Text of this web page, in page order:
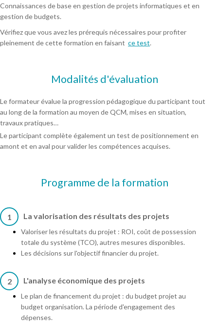
Connaissances de base en gestion de projets informatiques et en
gestion de budgets.
Vérifiez que vous avez les prérequis nécessaires pour profiter
pleinement de cette formation en faisant ce test.
Modalités d'évaluation
Le formateur évalue la progression pédagogique du participant tout
au long de la formation au moyen de QCM, mises en situation,
travaux pratiques…
Le participant complète également un test de positionnement en
amont et en aval pour valider les compétences acquises.
Programme de la formation
1 La valorisation des résultats des projets
Valoriser les résultats du projet : ROI, coût de possession
totale du système (TCO), autres mesures disponibles.
Les décisions sur l'objectif financier du projet.
2 L'analyse économique des projets
Le plan de financement du projet : du budget projet au
budget organisation. La période d'engagement des
dépenses.